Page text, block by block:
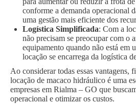
conforme a demanda operacional
uma gestão mais eficiente dos
Logística Simplificada: Com a
não precisam se preocupar com o
equipamento quando não está em
locação se encarrega da logística
Ao considerar todas essas vantagens,
locação de macaco hidráulico é uma
empresas em Rialma – GO que
operacional e otimizar os custos.